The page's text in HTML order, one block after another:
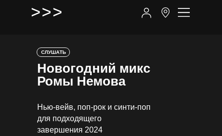
Нью-вейв, поп-рок и синти-поп
для подходящего
завершения 2024
СЛУШАТЬ
Новогодний микс
Ромы Немова